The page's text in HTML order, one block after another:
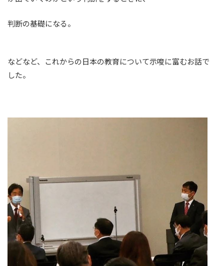
判断の基礎になる。
などなど、これからの日本の教育について示唆に富むお話で
した。